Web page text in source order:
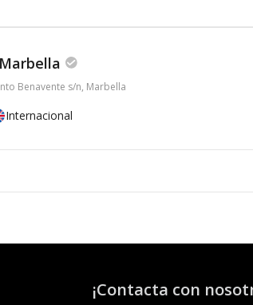
Benavente s/n, Marbella
Internacional
¡Contacta con